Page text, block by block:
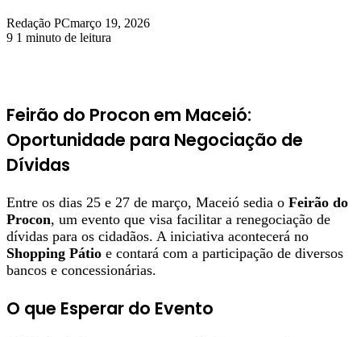
Redação PCmarço 19, 2026
9 1 minuto de leitura
Feirão do Procon em Maceió:
Oportunidade para Negociação de
Dívidas
Entre os dias 25 e 27 de março, Maceió sedia o Feirão do
Procon, um evento que visa facilitar a renegociação de
dívidas para os cidadãos. A iniciativa acontecerá no
Shopping Pátio e contará com a participação de diversos
bancos e concessionárias.
O que Esperar do Evento